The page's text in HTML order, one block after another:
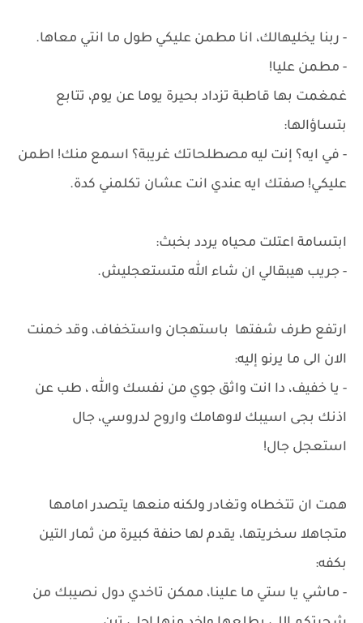
- ربنا يخليهالك، انا مطمن عليكي طول ما انتي معاها.
- مطمن عليا!
غمغمت بها قاطبة تزداد بحيرة يوما عن يوم، تتابع
بتساؤالها:
- في ايه؟ إنت ليه مصطلحاتك غريبة؟ اسمع منك! اطمن
عليكي! صفتك ايه عندي انت عشان تكلمني كدة.
ابتسامة اعتلت محياه يردد بخبث:
- جريب هيبقالي ان شاء الله متستعجليش.
ارتفع طرف شفتها باستهجان واستخفاف، وقد خمنت
الان الى ما يرنو إليه:
- يا خفيف، دا انت واثق جوي من نفسك والله ، طب عن
اذنك بجى اسيبك لاوهامك واروح لدروسي، جال
استعجل جال!
همت ان تتخطاه وتغادر ولكنه منعها يتصدر امامها
متجاهلا سخريتها، يقدم لها حنفة كبيرة من ثمار التين
بكفه:
- ماشي يا ستي ما علينا، ممكن تاخدي دول نصيبك من